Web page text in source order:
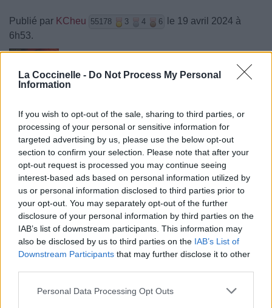
La Coccinelle - Do Not Process My Personal
Information
If you wish to opt-out of the sale, sharing to third parties, or
processing of your personal or sensitive information for
targeted advertising by us, please use the below opt-out
section to confirm your selection. Please note that after your
opt-out request is processed you may continue seeing
interest-based ads based on personal information utilized by
us or personal information disclosed to third parties prior to
your opt-out. You may separately opt-out of the further
disclosure of your personal information by third parties on the
IAB’s list of downstream participants. This information may
also be disclosed by us to third parties on the IAB’s List of
Downstream Participants that may further disclose it to other
Personal Data Processing Opt Outs
Publié par KCheu 55178 3 4 6
le 19 avril 2024 à
6h53.
Chanteurs : London Grammar
Albums : The Greatest Love
Paroles + Traduction Téléchargement
Vidéos
Commentaires
Pour prolonger le plaisir musical :
Vous aimez chanter, apprenez la guitare chez
Télécharger légalement les MP3 sur
Trouver des vinyles et des CD sur